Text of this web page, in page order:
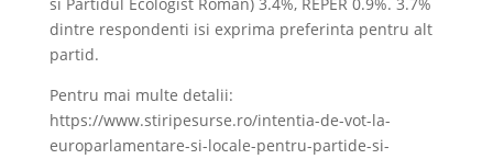
dintre respondenti isi exprima preferinta pentru alt
partid.
Pentru mai multe detalii:
https://www.stiripesurse.ro/intentia-de-vot-la-
europarlamentare-si-locale-pentru-partide-si-